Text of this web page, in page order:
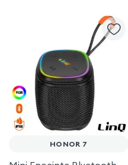
HONOR 7